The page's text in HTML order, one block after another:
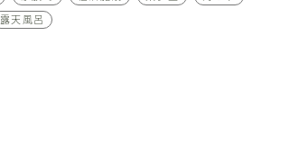
露天風呂